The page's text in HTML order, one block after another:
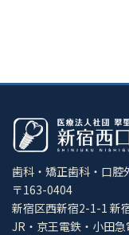
歯科・矯正歯科・口腔
〒163-0404
新宿区西新宿2-1-1 新
JR・京王電鉄・小田